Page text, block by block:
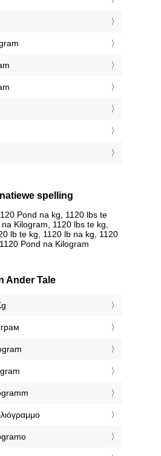
spelling
Pond na kg, 1120 lbs te
Kilogram, 1120 lbs te kg,
lb te kg, 1120 lb na kg, 1120
Pond na Kilogram
Ander Tale